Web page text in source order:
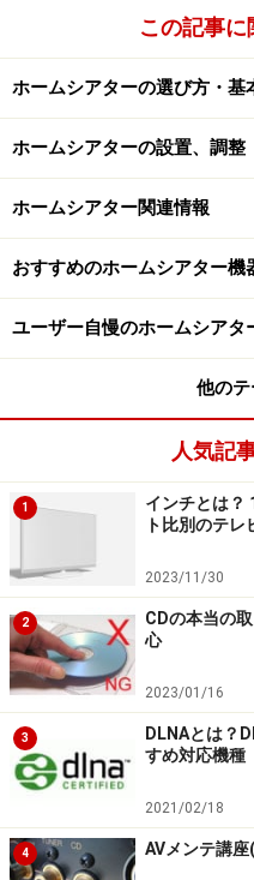
この記事
ホームシアターの選び方・基
ホームシアターの設置、調整
ホームシアター関連情報
おすすめのホームシアター機
ユーザー自慢のホームシアタ
他の
人気記
1
インチとは？
ト比別のテ
2023/11/30
2
CDの本当の
心
2023/01/16
3
DLNAとは？
すめ対応機種
2021/02/18
4 AVメンテ講